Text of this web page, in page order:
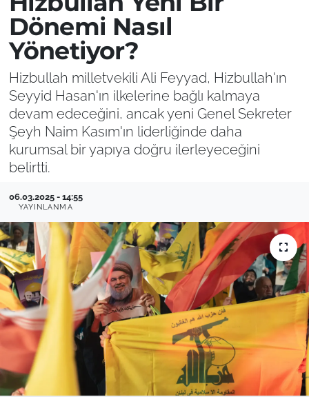
Dönemi Nasıl
Yönetiyor?
Hizbullah milletvekili Ali Feyyad, Hizbullah'ın
Seyyid Hasan'ın ilkelerine bağlı kalmaya
devam edeceğini, ancak yeni Genel Sekreter
Şeyh Naim Kasım'ın liderliğinde daha
kurumsal bir yapıya doğru ilerleyeceğini
belirtti.
06.03.2025 - 14:55
YAYINLANMA